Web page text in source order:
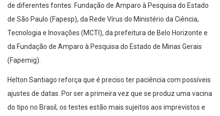
de diferentes fontes: Fundação de Amparo à Pesquisa do Estado
de São Paulo (Fapesp), da Rede Vírus do Ministério da Ciência,
Tecnologia e Inovações (MCTI), da prefeitura de Belo Horizonte e
da Fundação de Amparo à Pesquisa do Estado de Minas Gerais
(Fapemig).
Helton Santiago reforça que é preciso ter paciência com possíveis
ajustes de datas. Por ser a primeira vez que se produz uma vacina
do tipo no Brasil, os testes estão mais sujeitos aos imprevistos e